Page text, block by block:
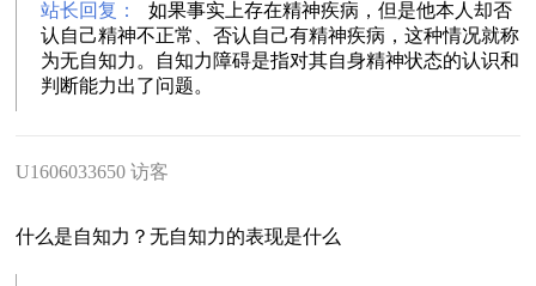
站长回复：
如果事实上存在精神疾病，但是他本人却否
认自己精神不正常、否认自己有精神疾病，这种情况就称
为无自知力。自知力障碍是指对其自身精神状态的认识和
判断能力出了问题。
U1606033650 访客
什么是自知力？无自知力的表现是什么